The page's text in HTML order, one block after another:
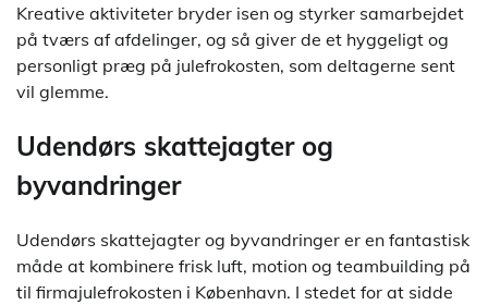
Kreative aktiviteter bryder isen og styrker samarbejdet
på tværs af afdelinger, og så giver de et hyggeligt og
personligt præg på julefrokosten, som deltagerne sent
vil glemme.
Udendørs skattejagter og
byvandringer
Udendørs skattejagter og byvandringer er en fantastisk
måde at kombinere frisk luft, motion og teambuilding på
til firmajulefrokosten i København. I stedet for at sidde